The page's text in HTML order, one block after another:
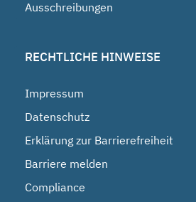
Ausschreibungen
RECHTLICHE HINWEISE
Impressum
Datenschutz
Erklärung zur Barrierefreiheit
Barriere melden
Compliance